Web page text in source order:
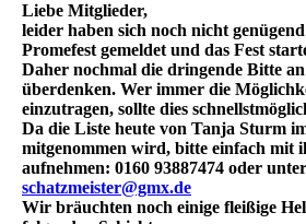
Liebe Mitglieder,
leider haben sich noch nicht
Promefest gemeldet und das Fest
Daher nochmal die dringende Bitte an
überdenken. Wer immer die
einzutragen, sollte dies
Da die Liste heute von Tanja Sturm
mitgenommen wird, bitte einfach mit
aufnehmen: 0160 93887474 oder
schatzmeister@gmx.de
Wir bräuchten noch einige fleißige